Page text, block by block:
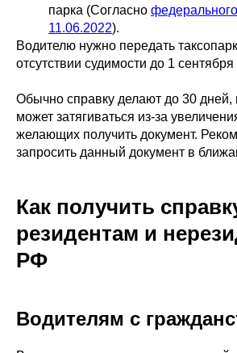
парка (Согласно
11.06.2022).
Водителю нужно передать
отсутствии судимости до 1
Обычно справку делают до 30
может затягиваться из-за
желающих получить документ.
запросить данный документ в
Как получить
резидентам и
РФ
Водителям с